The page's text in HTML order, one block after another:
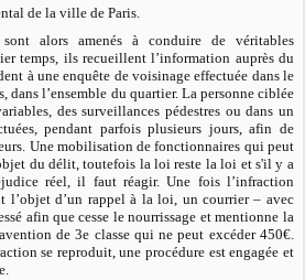
de la ville de Paris.
alors amenés à conduire de véritables
temps, ils recueillent l’information auprès du
à une enquête de voisinage effectuée dans le
dans l’ensemble du quartier. La personne ciblée
des surveillances pédestres ou dans un
pendant parfois plusieurs jours, afin de
Une mobilisation de fonctionnaires qui peut
du délit, toutefois la loi reste la loi et s'il y a
réel, il faut réagir. Une fois l’infraction
l’objet d’un rappel à la loi, un courrier – avec
afin que cesse le nourrissage et mentionne la
de 3e classe qui ne peut excéder 450€.
se reproduit, une procédure est engagée et